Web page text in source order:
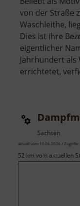
von der Straße
Waschleithe,
Dies ist ihre
eigentlicher
Jahrhundert als
errichtetet,
Sachsen
aktuell vom 10.06.2026 / Zugriffe:
52 km vom aktuellen